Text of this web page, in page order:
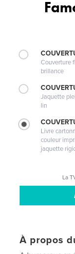
Couverture
brillance
Jaquette
lin
Livre
couleur
jaquette
La
À propos